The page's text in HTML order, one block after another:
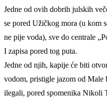
Jedne od ovih dobrih julskih
se pored Užičkog mora (u kom
ne pije voda), sve do centrale
I zapisa pored tog puta.
Jedne od njih, kapije će biti
vodom, pristigle jazom od Male
ilegali, pored spomenika Nikoli